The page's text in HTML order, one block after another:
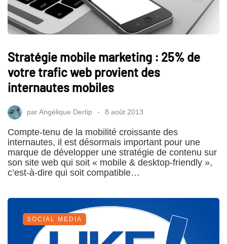
Stratégie mobile marketing : 25% de
votre trafic web provient des
internautes mobiles
parAngélique Dertip 8 août 2013
Compte-tenu de la mobilité croissante des
internautes, il est désormais important pour une
marque de développer une stratégie de contenu sur
son site web qui soit « mobile & desktop-friendly »,
c’est-à-dire qui soit compatible…
SOCIAL MEDIA